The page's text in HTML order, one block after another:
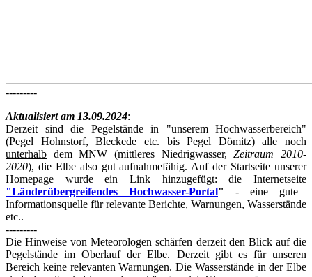
---------
Aktualisiert am 13.09.2024:
Derzeit sind die Pegelstände in "unserem Hochwasserbereich"
(Pegel Hohnstorf, Bleckede etc. bis Pegel Dömitz) alle noch
unterhalb dem MNW (mittleres Niedrigwasser,Zeitraum 2010-
2020), die Elbe also gut aufnahmefähig. Auf der Startseite unserer
Homepage wurde ein Link hinzugefügt: die Internetseite
"Länderübergreifendes Hochwasser-Portal"
- eine gute
Informationsquelle für relevante Berichte, Warnungen, Wasserstände
etc..
---------
Die Hinweise von Meteorologen schärfen derzeit den Blick auf die
Pegelstände im Oberlauf der Elbe. Derzeit gibt es für unseren
Bereich keine relevanten Warnungen. Die Wasserstände in der Elbe